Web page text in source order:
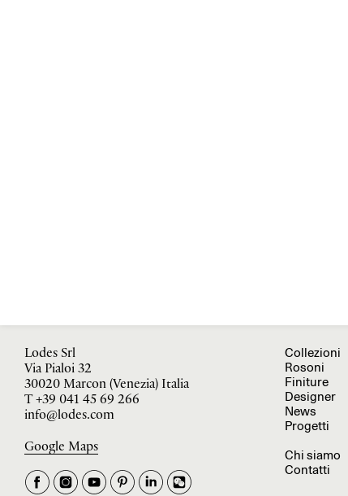
Lodes Srl
Via Pialoi 32
30020 Marcon (Venezia) Italia
T+39 041 45 69 266
info@lodes.com
Google Maps
Collezioni
Rosoni
Finiture
Designer
News
Progetti
Chi siamo
Contatti